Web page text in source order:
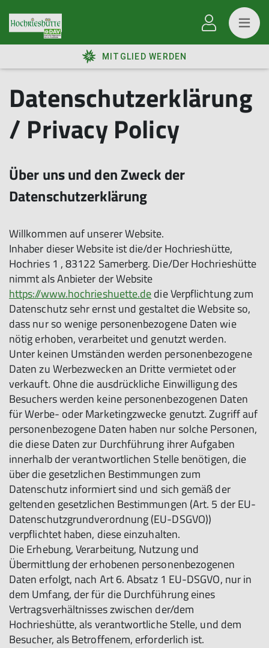
MITGLIED WERDEN
Datenschutzerklärung
/ Privacy Policy
Über uns und den Zweck der
Datenschutzerklärung
Willkommen auf unserer Website.
Inhaber dieser Website ist die/der Hochrieshütte,
Hochries 1 , 83122 Samerberg. Die/Der Hochrieshütte
nimmt als Anbieter der Website
https://www.hochrieshuette.dedie Verpflichtung zum
Datenschutz sehr ernst und gestaltet die Website so,
dass nur so wenige personenbezogene Daten wie
nötig erhoben, verarbeitet und genutzt werden.
Unter keinen Umständen werden personenbezogene
Daten zu Werbezwecken an Dritte vermietet oder
verkauft. Ohne die ausdrückliche Einwilligung des
Besuchers werden keine personenbezogenen Daten
für Werbe- oder Marketingzwecke genutzt. Zugriff auf
personenbezogene Daten haben nur solche Personen,
die diese Daten zur Durchführung ihrer Aufgaben
innerhalb der verantwortlichen Stelle benötigen, die
über die gesetzlichen Bestimmungen zum
Datenschutz informiert sind und sich gemäß der
geltenden gesetzlichen Bestimmungen (Art. 5 der EU-
Datenschutzgrundverordnung (EU-DSGVO))
verpflichtet haben, diese einzuhalten.
Die Erhebung, Verarbeitung, Nutzung und
Übermittlung der erhobenen personenbezogenen
Daten erfolgt, nach Art 6. Absatz 1 EU-DSGVO, nur in
dem Umfang, der für die Durchführung eines
Vertragsverhältnisses zwischen der/dem
Hochrieshütte, als verantwortliche Stelle, und dem
Besucher, als Betroffenem, erforderlich ist.